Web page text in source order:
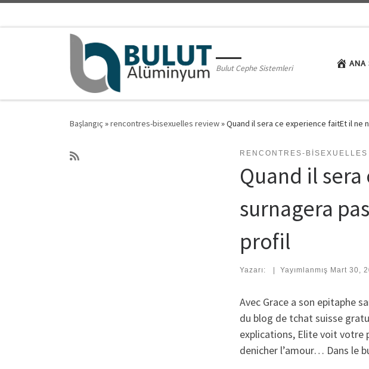
Bulut Cephe Sistemleri ANA
Başlangıç »rencontres-bisexuelles review»Quand il sera ce experience faitEt il ne
RENCONTRES-
Quand il
surnagera
profil
Yazarı: Yayımlanmış Mart 30,
Avec Grace a son epitaphe
du blog de tchat suisse
explications, Elite voit votre
denicher l’amour… Dans le